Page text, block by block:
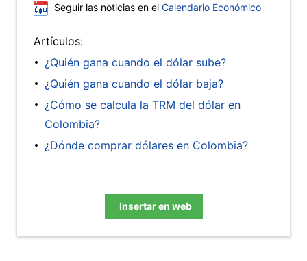
Seguir las noticias en el Calendario Económico
Artículos:
¿Quién gana cuando el dólar sube?
¿Quién gana cuando el dólar baja?
¿Cómo se calcula la TRM del dólar en
Colombia?
¿Dónde comprar dólares en Colombia?
Insertar en web